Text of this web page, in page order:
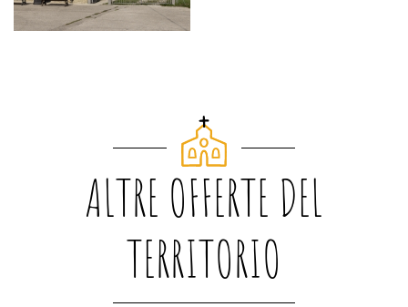
ALTRE OFFERTE DEL
TERRITORIO